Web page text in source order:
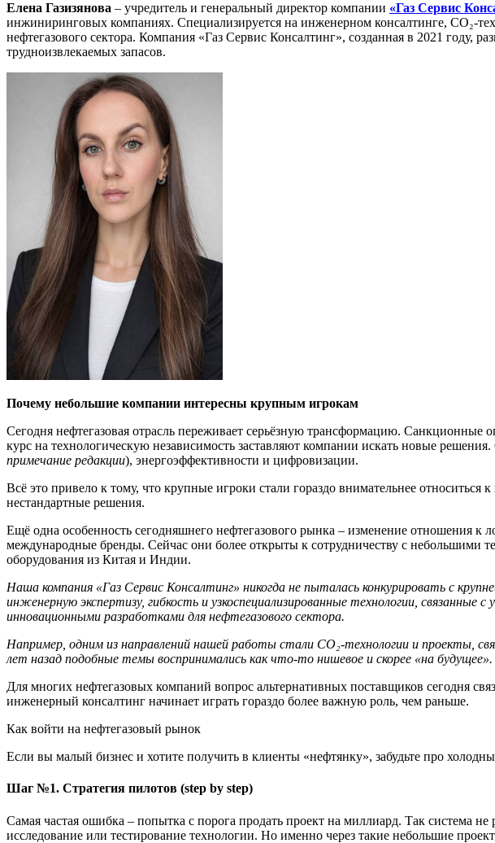
Елена Газизянова – учредитель и генеральный директор компании «Газ Сервис
инжиниринговых компаниях. Специализируется на инженерном консалтинге, CO₂-
нефтегазового сектора. Компания «Газ Сервис Консалтинг», созданная в 2021 году,
трудноизвлекаемых запасов.
Почему небольшие компании интересны крупным игрокам
Сегодня нефтегазовая отрасль переживает серьёзную трансформацию. Санкционные
курс на технологическую независимость заставляют компании искать новые
примечание редакции), энергоэффективности и цифровизации.
Всё это привело к тому, что крупные игроки стали гораздо внимательнее
нестандартные решения.
Ещё одна особенность сегодняшнего нефтегазового рынка – изменение отношения
международные бренды. Сейчас они более открыты к сотрудничеству с небольшими
оборудования из Китая и Индии.
Наша компания «Газ Сервис Консалтинг» никогда не пыталась конкурировать с
инженерную экспертизу, гибкость и узкоспециализированные технологии,
инновационными разработками для нефтегазового сектора.
Например, одним из направлений нашей работы стали CO₂-технологии и проекты,
лет назад подобные темы воспринимались как что-то нишевое и скорее «на
Для многих нефтегазовых компаний вопрос альтернативных поставщиков сегодня
инженерный консалтинг начинает играть гораздо более важную роль, чем раньше.
Как войти на нефтегазовый рынок
Если вы малый бизнес и хотите получить в клиенты «нефтянку», забудьте про
Шаг №1. Стратегия пилотов (step by step)
Самая частая ошибка – попытка с порога продать проект на миллиард. Так система
исследование или тестирование технологии. Но именно через такие небольшие